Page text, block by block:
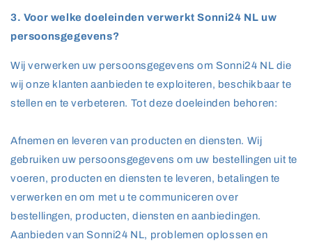
3. Voor welke doeleinden verwerkt Sonni24 NL uw
persoonsgegevens?
Wij verwerken uw persoonsgegevens om Sonni24 NL die
wij onze klanten aanbieden te exploiteren, beschikbaar te
stellen en te verbeteren. Tot deze doeleinden behoren:
Afnemen en leveren van producten en diensten. Wij
gebruiken uw persoonsgegevens om uw bestellingen uit te
voeren, producten en diensten te leveren, betalingen te
verwerken en om met u te communiceren over
bestellingen, producten, diensten en aanbiedingen.
Aanbieden van Sonni24 NL, problemen oplossen en